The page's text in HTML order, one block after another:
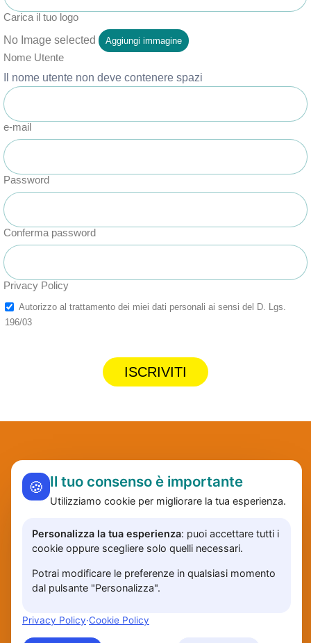
Carica il tuo logo
No Image selected
Aggiungi immagine
Nome Utente
Il nome utente non deve contenere spazi
e-mail
Password
Conferma password
Privacy Policy
Autorizzo al trattamento dei miei dati personali ai sensi del D. Lgs.
196/03
ISCRIVITI
contatti prezzi
🍪 Il tuo consenso è importante
Utilizziamo cookie per migliorare la tua esperienza.
Personalizza la tua esperienza: puoi accettare tutti i
cookie oppure scegliere solo quelli necessari.
Potrai modificare le preferenze in qualsiasi momento
dal pulsante "Personalizza".
Privacy Policy·Cookie Policy